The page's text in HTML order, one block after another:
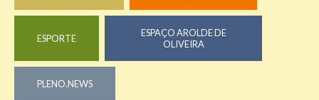
ESPORTE
ESPAÇO AROLDE DE
OLIVEIRA
PLENO.NEWS